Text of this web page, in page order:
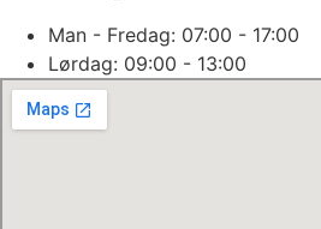
Man - Fredag: 07:00 - 17:00
Lørdag: 09:00 - 13:00